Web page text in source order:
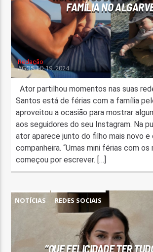
FAMÍLIA NO
Redação
AGOSTO 19, 2024
Ator partilhou momentos nas suas
Santos está de férias com a família
aproveitou a ocasião para mostrar
aos seguidores do seu Instagram. Na
ator aparece junto do filho mais novo e
companheira. “Umas mini férias com os
começou por escrever. […]
NOTÍCIAS REDES SOCIAIS
“QUE FELICIDADE TER